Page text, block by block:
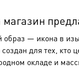
— икона в
для тех, кто
окладе и